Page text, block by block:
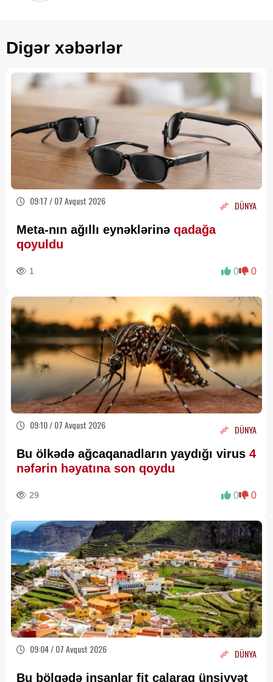
Digər xəbərlər
09:17 / 07 Avqust 2026 DÜNYA
Meta-nın ağıllı eynəklərinə qadağa
qoyuldu
1 0 0
09:10 / 07 Avqust 2026 DÜNYA
Bu ölkədə ağcaqanadların yaydığı virus 4
nəfərin həyatına son qoydu
29 0 0
09:04 / 07 Avqust 2026 DÜNYA
Bu bölgədə insanlar fit çalaraq ünsiyyət